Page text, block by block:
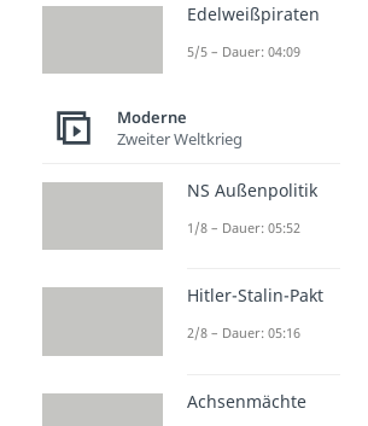
Edelweißpiraten
5/5 – Dauer: 04:09
Moderne
Zweiter Weltkrieg
NS Außenpolitik
1/8 – Dauer: 05:52
Hitler-Stalin-Pakt
2/8 – Dauer: 05:16
Achsenmächte